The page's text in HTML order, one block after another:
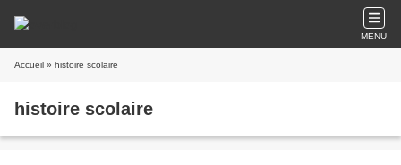
MENU
Accueil » histoire scolaire
histoire scolaire